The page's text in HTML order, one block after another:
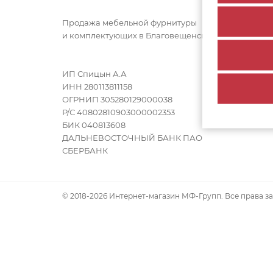
Продажа мебельной фурнитуры
и комплектующих в Благовещенске
ИП Спицын А.А
ИНН 280113811158
ОГРНИП 305280129000038
Р/С 40802810903000002353
БИК 040813608
ДАЛЬНЕВОСТОЧНЫЙ БАНК ПАО
СБЕРБАНК
© 2018-2026 Интернет-магазин МФ-Групп. Все права